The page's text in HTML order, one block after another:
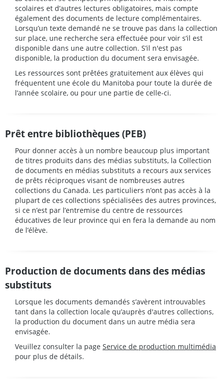
scolaires et d’autres lectures obligatoires, mais compte
également des documents de lecture complémentaires.
Lorsqu’un texte demandé ne se trouve pas dans la collection
sur place, une recherche sera effectuée pour voir s’il est
disponible dans une autre collection. S’il n'est pas
disponible, la production du document sera envisagée.
Les ressources sont prêtées gratuitement aux élèves qui
fréquentent une école du Manitoba pour toute la durée de
l’année scolaire, ou pour une partie de celle-ci.
Prêt entre bibliothèques (PEB)
Pour donner accès à un nombre beaucoup plus important
de titres produits dans des médias substituts, la Collection
de documents en médias substituts a recours aux services
de prêts réciproques visant de nombreuses autres
collections du Canada. Les particuliers n’ont pas accès à la
plupart de ces collections spécialisées des autres provinces,
si ce n’est par l’entremise du centre de ressources
éducatives de leur province qui en fera la demande au nom
de l’élève.
Production de documents dans des médias
substituts
Lorsque les documents demandés s’avèrent introuvables
tant dans la collection locale qu’auprès d'autres collections,
la production du document dans un autre média sera
envisagée.
Veuillez consulter la page Service de production multimédia
pour plus de détails.